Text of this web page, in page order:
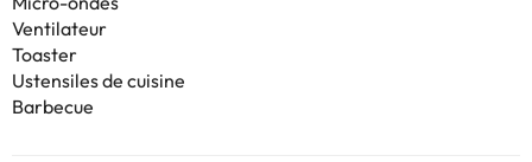
Ventilateur
Toaster
Ustensiles de cuisine
Barbecue